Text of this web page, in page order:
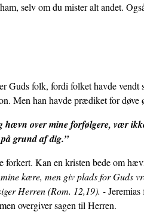
selv om du mister alt andet.
Guds folk, fordi folket havde
Men han havde prædiket for døve
hævn over mine forfølgere, vær
grund af dig.”
forkert. Kan en kristen bede om
kære, men giv plads for Guds
Herren (Rom. 12,19). -
overgiver sagen til Herren.